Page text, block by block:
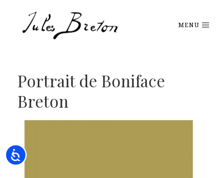
Accessibility
MENU
Portrait de Boniface
Breton